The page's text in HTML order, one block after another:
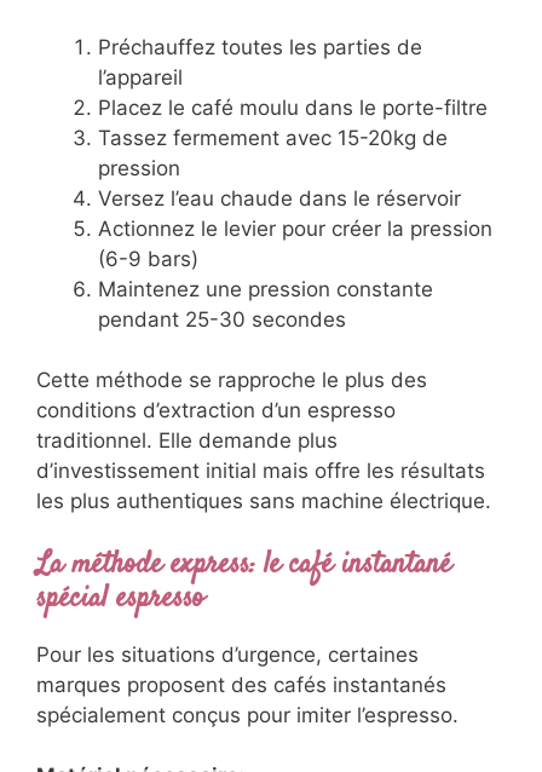
Préchauffez toutes les parties de
l’appareil
Placez le café moulu dans le porte-filtre
Tassez fermement avec 15-20kg de
pression
Versez l’eau chaude dans le réservoir
Actionnez le levier pour créer la pression
(6-9 bars)
Maintenez une pression constante
pendant 25-30 secondes
Cette méthode se rapproche le plus des
conditions d’extraction d’un espresso
traditionnel. Elle demande plus
d’investissement initial mais offre les résultats
les plus authentiques sans machine électrique.
La méthode express: le café instantané
spécial espresso
Pour les situations d’urgence, certaines
marques proposent des cafés instantanés
spécialement conçus pour imiter l’espresso.